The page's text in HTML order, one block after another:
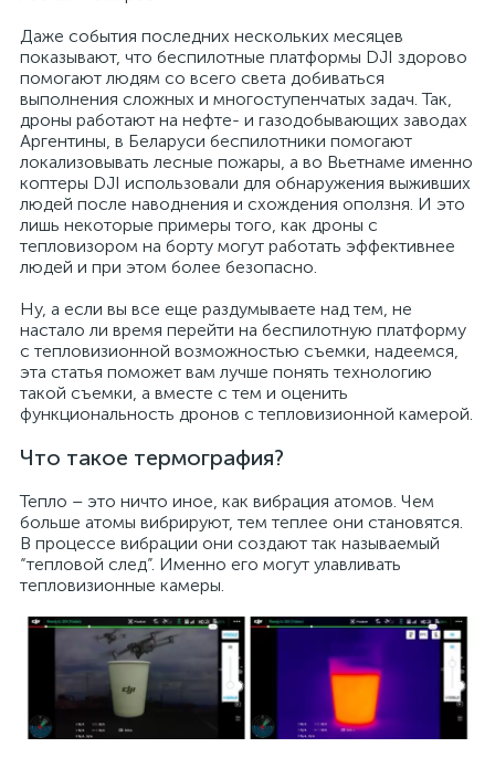
Даже события последних нескольких месяцев
показывают, что беспилотные платформы DJI здорово
помогают людям со всего света добиваться
выполнения сложных и многоступенчатых задач. Так,
дроны работают на нефте- и газодобывающих заводах
Аргентины, в Беларуси беспилотники помогают
локализовывать лесные пожары, а во Вьетнаме именно
коптеры DJI использовали для обнаружения выживших
людей после наводнения и схождения оползня. И это
лишь некоторые примеры того, как дроны с
тепловизором на борту могут работать эффективнее
людей и при этом более безопасно.
Ну, а если вы все еще раздумываете над тем, не
настало ли время перейти на беспилотную платформу
с тепловизионной возможностью съемки, надеемся,
эта статья поможет вам лучше понять технологию
такой съемки, а вместе с тем и оценить
функциональность дронов с тепловизионной камерой.
Что такое термография?
Тепло – это ничто иное, как вибрация атомов. Чем
больше атомы вибрируют, тем теплее они становятся.
В процессе вибрации они создают так называемый
“тепловой след”. Именно его могут улавливать
тепловизионные камеры.